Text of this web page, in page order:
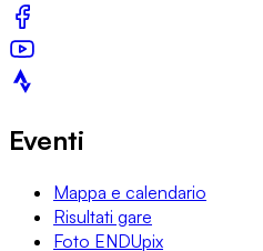
Eventi
Mappa e calendario
Risultati gare
Foto ENDUpix